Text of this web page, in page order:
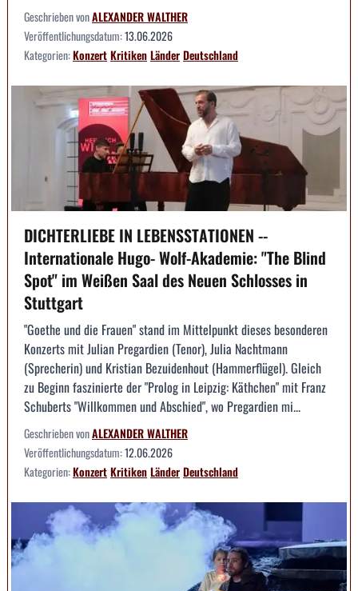
Geschrieben vonALEXANDER WALTHER
Veröffentlichungsdatum:13.06.2026
Kategorien:KonzertKritikenLänderDeutschland
DICHTERLIEBE IN LEBENSSTATIONEN --
Internationale Hugo- Wolf-Akademie: "The Blind
Spot" im Weißen Saal des Neuen Schlosses in
Stuttgart
"Goethe und die Frauen" stand im Mittelpunkt dieses besonderen
Konzerts mit Julian Pregardien (Tenor), Julia Nachtmann
(Sprecherin) und Kristian Bezuidenhout (Hammerflügel). Gleich
zu Beginn faszinierte der "Prolog in Leipzig: Käthchen" mit Franz
Schuberts "Willkommen und Abschied", wo Pregardien mi...
Geschrieben vonALEXANDER WALTHER
Veröffentlichungsdatum:12.06.2026
Kategorien:KonzertKritikenLänderDeutschland